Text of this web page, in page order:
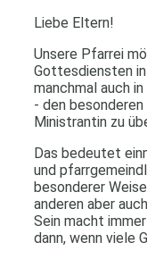
Liebe Eltern!
Unsere Pfarrei
Gottesdiensten
manchmal auch
- den
Ministrantin zu
Das bedeutet
und
besonderer
anderen aber
Sein macht
dann, wenn viele